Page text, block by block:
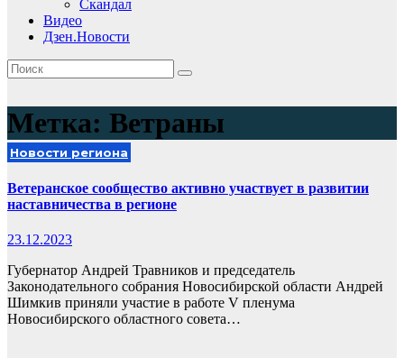
Скандал
Видео
Дзен.Новости
Метка: Ветраны
Новости региона
Ветеранское сообщество активно участвует в развитии
наставничества в регионе
23.12.2023
Губернатор Андрей Травников и председатель
Законодательного собрания Новосибирской области Андрей
Шимкив приняли участие в работе V пленума
Новосибирского областного совета…